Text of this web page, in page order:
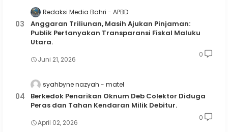
Redaksi Media Bahri APBD
Anggaran Triliunan, Masih Ajukan Pinjaman:
Publik Pertanyakan Transparansi Fiskal Maluku
Utara.
Juni 21, 2026
0
syahbyne nazyah matel
Berkedok Penarikan Oknum Deb Colektor Diduga
Peras dan Tahan Kendaran Milik Debitur.
April 02, 2026
0